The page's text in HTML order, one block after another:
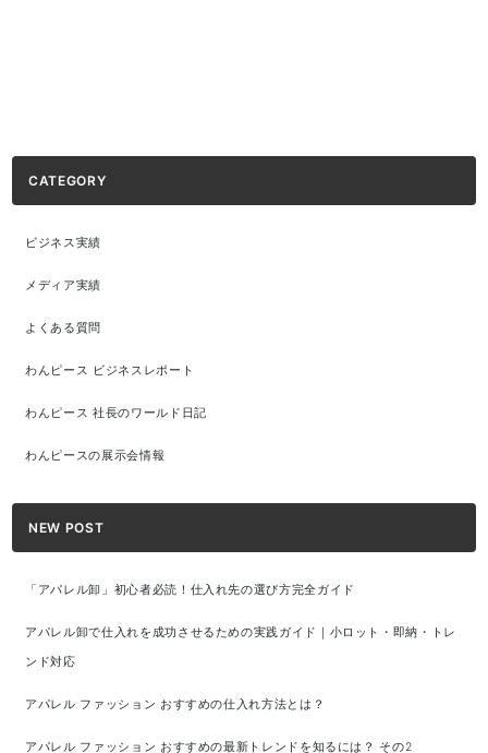
CATEGORY
ビジネス実績
メディア実績
よくある質問
わんピース ビジネスレポート
わんピース 社長のワールド日記
わんピースの展示会情報
NEW POST
「アパレル卸」初心者必読！仕入れ先の選び方完全ガイド
アパレル卸で仕入れを成功させるための実践ガイド｜小ロット・即納・トレ
ンド対応
アパレル ファッション おすすめの仕入れ方法とは？
アパレル ファッション おすすめの最新トレンドを知るには？ その2